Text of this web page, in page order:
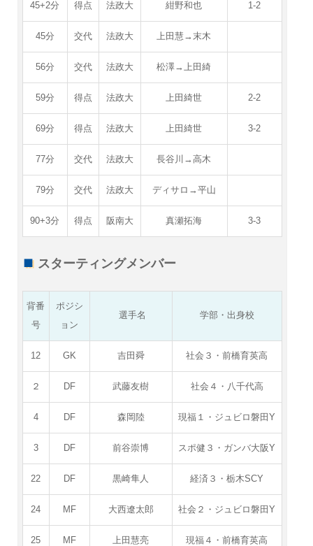
45+2分 得点 法政大 紺野和也 1-2
45分 交代 法政大 上田慧→末木
56分 交代 法政大 松澤→上田綺
59分 得点 法政大 上田綺世 2-2
69分 得点 法政大 上田綺世 3-2
77分 交代 法政大 長谷川→高木
79分 交代 法政大 ディサロ→平山
90+3分 得点 阪南大 真瀬拓海 3-3
スターティングメンバー
背番
号
ポジシ
ョン
選手名 学部・出身校
12 GK 吉田舜 社会３・前橋育英高
２ DF 武藤友樹 社会４・八千代高
4 DF 森岡陸 現福１・ジュビロ磐田Y
3 DF 前谷崇博 スポ健３・ガンバ大阪Y
22 DF 黒崎隼人 経済３・栃木SCY
24 MF 大西遼太郎 社会２・ジュビロ磐田Y
25 MF 上田慧亮 現福４・前橋育英高